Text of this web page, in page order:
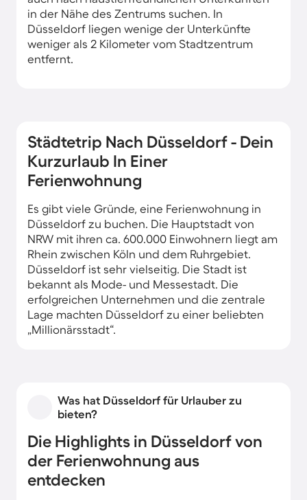
in der Nähe des Zentrums suchen. In
Düsseldorf liegen wenige der Unterkünfte
weniger als 2 Kilometer vom Stadtzentrum
entfernt.
Städtetrip Nach Düsseldorf - Dein
Kurzurlaub In Einer
Ferienwohnung
Es gibt viele Gründe, eine Ferienwohnung in
Düsseldorf zu buchen. Die Hauptstadt von
NRW mit ihren ca. 600.000 Einwohnern liegt am
Rhein zwischen Köln und dem Ruhrgebiet.
Düsseldorf ist sehr vielseitig. Die Stadt ist
bekannt als Mode- und Messestadt. Die
erfolgreichen Unternehmen und die zentrale
Lage machten Düsseldorf zu einer beliebten
„Millionärsstadt“.
auch eine lebhafte Kulturszene. Konzerte, Oper
und Theater lassen sich sehr gut mit einer
Restaurants, Cafés und Kneipen reihen sich in
der lebhaften Altstadt aneinander. Sie trägt
deshalb den Spitznamen „die längste Theke
Was hat Düsseldorf für Urlauber zu
bieten?
Die Highlights in Düsseldorf von
der Ferienwohnung aus
entdecken